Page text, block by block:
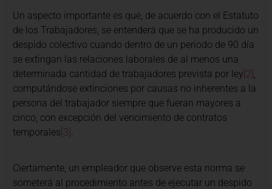
Un aspecto importante es que, de acuerdo con el Estatuto
de los Trabajadores, se entenderá que se ha producido un
despido colectivo cuando dentro de un periodo de 90 día
se extingan las relaciones laborales de al menos una
determinada cantidad de trabajadores prevista por ley [2] ,
computándose extinciones por causas no inherentes a la
persona del trabajador siempre que fueran mayores a
cinco, con excepción del vencimiento de contratos
temporales [3] .
Ciertamente, un empleador que observe esta norma se
someterá al procedimiento antes de ejecutar un despido